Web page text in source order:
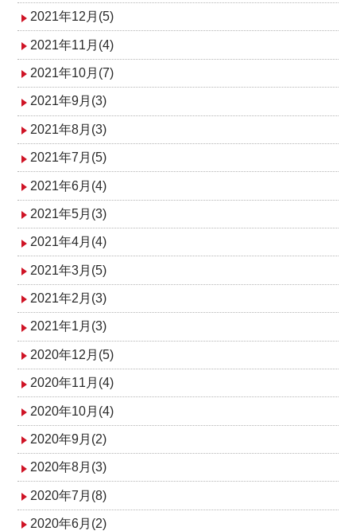
2021年12月(5)
2021年11月(4)
2021年10月(7)
2021年9月(3)
2021年8月(3)
2021年7月(5)
2021年6月(4)
2021年5月(3)
2021年4月(4)
2021年3月(5)
2021年2月(3)
2021年1月(3)
2020年12月(5)
2020年11月(4)
2020年10月(4)
2020年9月(2)
2020年8月(3)
2020年7月(8)
2020年6月(2)